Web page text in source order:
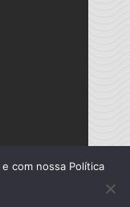
com nossa Política